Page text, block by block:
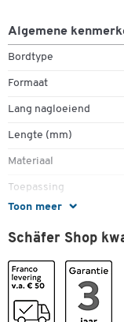
Toon meer
Algemene
Bordtype
Formaat
Lang nagloeiend
Lengte (mm)
Materiaal
Toepassing
Vorm
Zelfklevend
Kleuren
Kleur
Schäfer Shop